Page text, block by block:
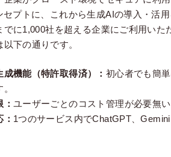
セプトに、これから生成AIの導入・活
に1,000社を超える企業にご利用いた
下の通りです。
機能（特許取得済）： 初心者でも簡
ユーザーごとのコスト管理が必要無
1つのサービス内でChatGPT、